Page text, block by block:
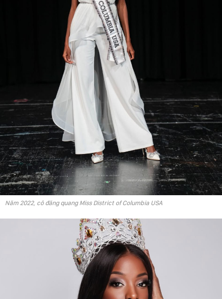
Năm 2022, cô đăng quang Miss District of Columbia USA